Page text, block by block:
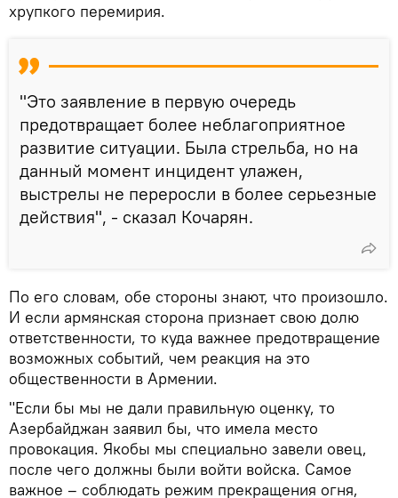
хрупкого перемирия.
"Это заявление в первую очередь
предотвращает более неблагоприятное
развитие ситуации. Была стрельба, но на
данный момент инцидент улажен,
выстрелы не переросли в более серьезные
действия", - сказал Кочарян.
По его словам, обе стороны знают, что произошло.
И если армянская сторона признает свою долю
ответственности, то куда важнее предотвращение
возможных событий, чем реакция на это
общественности в Армении.
"Если бы мы не дали правильную оценку, то
Азербайджан заявил бы, что имела место
провокация. Якобы мы специально завели овец,
после чего должны были войти войска. Самое
важное – соблюдать режим прекращения огня,